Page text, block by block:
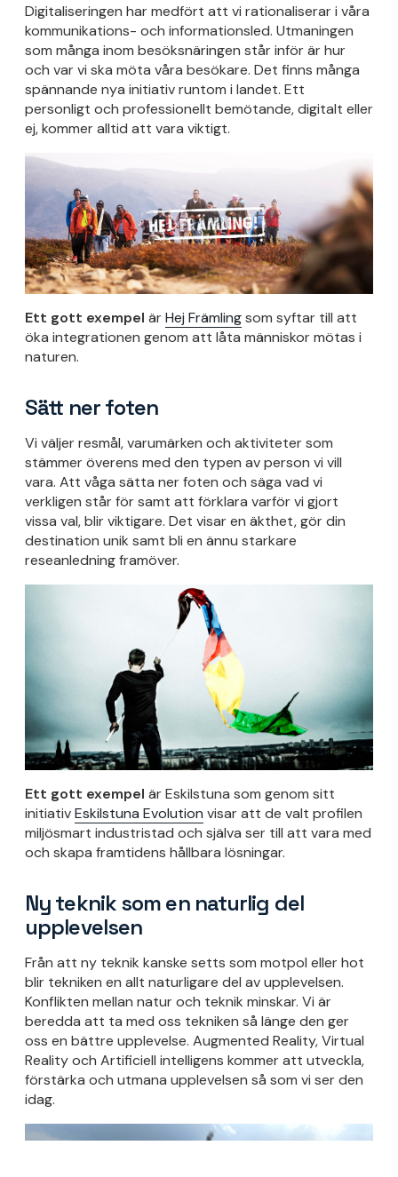
Digitaliseringen har medfört att vi rationaliserar i våra
kommunikations- och informationsled. Utmaningen
som många inom besöksnäringen står inför är hur
och var vi ska möta våra besökare. Det finns många
spännande nya initiativ runtom i landet. Ett
personligt och professionellt bemötande, digitalt eller
ej, kommer alltid att vara viktigt.
Ett gott exempel ärHej Främlingsom syftar till att
öka integrationen genom att låta människor mötas i
naturen.
Sätt ner foten
Vi väljer resmål, varumärken och aktiviteter som
stämmer överens med den typen av person vi vill
vara. Att våga sätta ner foten och säga vad vi
verkligen står för samt att förklara varför vi gjort
vissa val, blir viktigare. Det visar en äkthet, gör din
destination unik samt bli en ännu starkare
reseanledning framöver.
Ett gott exempel är Eskilstuna som genom sitt
initiativEskilstuna Evolution visar att de valt profilen
miljösmart industristad och själva ser till att vara med
och skapa framtidens hållbara lösningar.
Ny teknik som en naturlig del
upplevelsen
Från att ny teknik kanske setts som motpol eller hot
blir tekniken en allt naturligare del av upplevelsen.
Konflikten mellan natur och teknik minskar. Vi är
beredda att ta med oss tekniken så länge den ger
oss en bättre upplevelse. Augmented Reality, Virtual
Reality och Artificiell intelligens kommer att utveckla,
förstärka och utmana upplevelsen så som vi ser den
idag.